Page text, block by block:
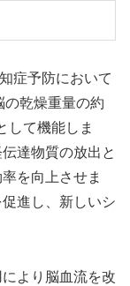
症予防において
乾燥重量の約
して機能しま
達物質の放出と
を向上させま
進し、新しいシ
より脳血流を改